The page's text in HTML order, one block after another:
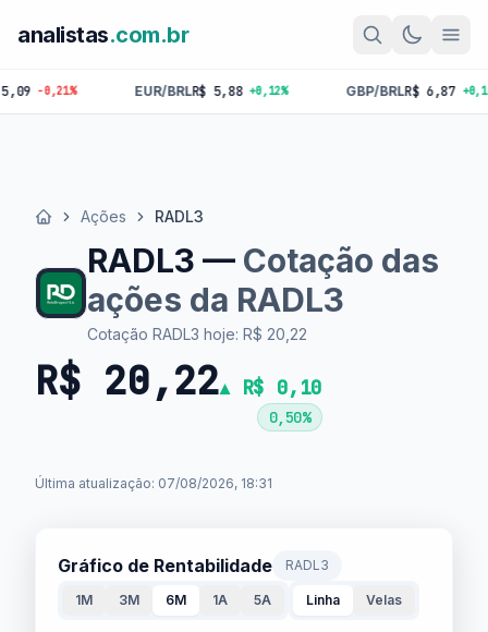
analistas.com.br
EUR/BRLR$ 5,88 +0,12% GBP/BRLR$ 6,87 +0,10% BTC R$
Início Ações RADL3
RADL3 — Cotação das
ações da RADL3
Cotação RADL3 hoje: R$ 20,22
R$ 20,22▲ R$ 0,10
0,50%
Última atualização: 07/08/2026, 18:31
Gráfico de Rentabilidade RADL3
1M 3M 6M 1A 5A Linha Velas